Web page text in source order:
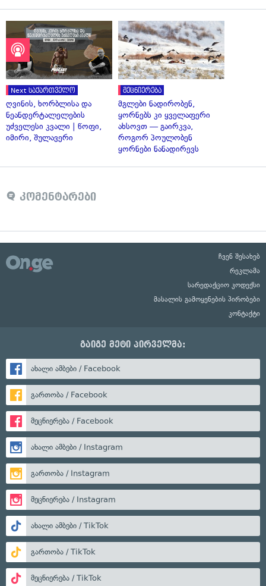
Next საქართველო
ღვინის, ხორბლისა და
ნეანდერტალელების
უძველესი კვალი | წოფი,
იმირი, შულავერი
მეცნიერება
მგლები ნადირობენ,
ყორნებს კი ყველაფერი
ახსოვთ — გაირკვა,
როგორ პოულობენ
ყორნები ნანადირევს
კომენტარები
ჩვენ შესახებ
რეკლამა
სარედაქციო კოდექსი
მასალის გამოყენების პირობები
კონტაქტი
გაიგე მეტი პირველმა:
ახალი ამბები / Facebook
გართობა / Facebook
მეცნიერება / Facebook
ახალი ამბები / Instagram
გართობა / Instagram
მეცნიერება / Instagram
ახალი ამბები / TikTok
გართობა / TikTok
მეცნიერება / TikTok